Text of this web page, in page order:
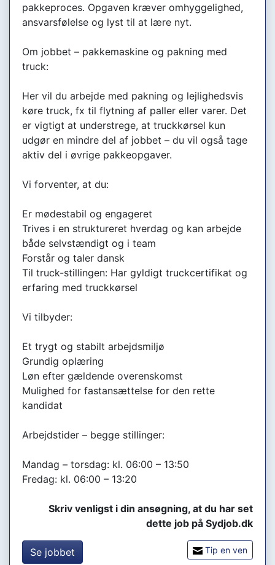
pakkeproces. Opgaven kræver omhyggelighed,
ansvarsfølelse og lyst til at lære nyt.
Om jobbet – pakkemaskine og pakning med
truck:
Her vil du arbejde med pakning og lejlighedsvis
køre truck, fx til flytning af paller eller varer. Det
er vigtigt at understrege, at truckkørsel kun
udgør en mindre del af jobbet – du vil også tage
aktiv del i øvrige pakkeopgaver.
Vi forventer, at du:
Er mødestabil og engageret
Trives i en struktureret hverdag og kan arbejde
både selvstændigt og i team
Forstår og taler dansk
Til truck-stillingen: Har gyldigt truckcertifikat og
erfaring med truckkørsel
Vi tilbyder:
Et trygt og stabilt arbejdsmiljø
Grundig oplæring
Løn efter gældende overenskomst
Mulighed for fastansættelse for den rette
kandidat
Arbejdstider – begge stillinger:
Mandag – torsdag: kl. 06:00 – 13:50
Fredag: kl. 06:00 – 13:20
Skriv venligst i din ansøgning, at du har set
dette job på Sydjob.dk
Se jobbet Tip en ven